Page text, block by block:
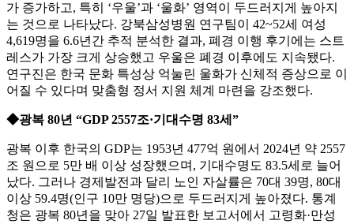
가 증가하고, 특히 ‘우울’과 ‘울화’ 영역이 두드러지게 높아지
는 것으로 나타났다. 강북삼성병원 연구팀이 42~52세 여성
4,619명을 6.6년간 추적 분석한 결과, 폐경 이행 후기에는 스트
레스가 가장 크게 상승했고 우울은 폐경 이후에도 지속됐다.
연구진은 한국 문화 특성상 억눌린 울화가 신체적 증상으로 이
어질 수 있다며 맞춤형 정서 지원 체계 마련을 강조했다.
◆광복 80년 “GDP 2557조·기대수명 83세”
광복 이후 한국의 GDP는 1953년 477억 원에서 2024년 약 2557
조 원으로 5만 배 이상 성장했으며, 기대수명도 83.5세로 늘어
났다. 그러나 경제발전과 달리 노인 자살률은 70대 39명, 80대
이상 59.4명(인구 10만 명당)으로 두드러지게 높아졌다. 통계
청은 광복 80년을 맞아 27일 발표한 보고서에서 고령화·만성